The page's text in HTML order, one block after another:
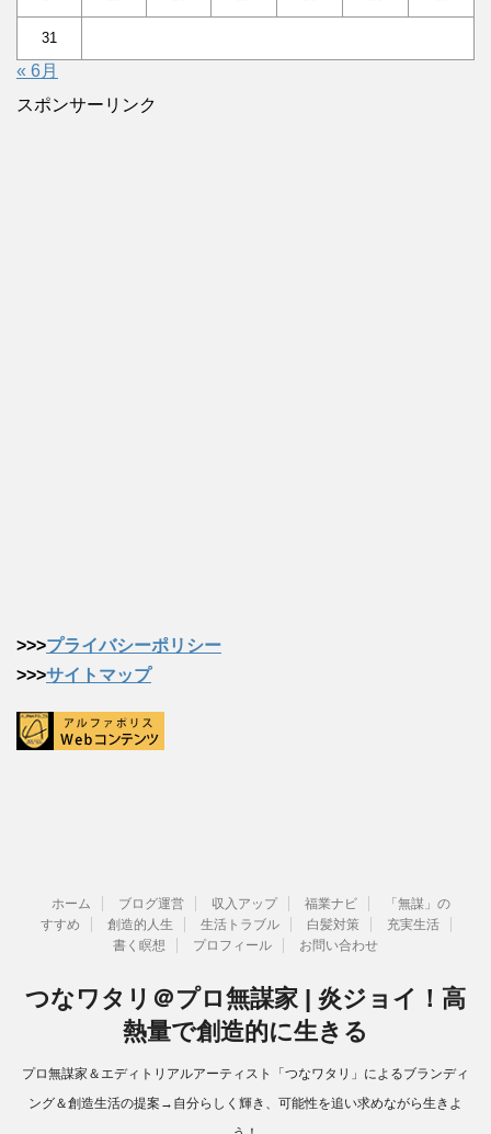
31
« 6月
スポンサーリンク
>>>プライバシーポリシー
>>>サイトマップ
ホーム ブログ運営 収入アップ 福業ナビ
「無謀」の
すすめ
創造的人生 生活トラブル 白髪対策
充実生活
書く瞑想
プロフィール お問い合わせ
つなワタリ＠プロ無謀家 | 炎ジョイ！高
熱量で創造的に生きる
プロ無謀家＆エディトリアルアーティスト「つなワタリ」によるブランディ
ング＆創造生活の提案→自分らしく輝き、可能性を追い求めながら生きよ